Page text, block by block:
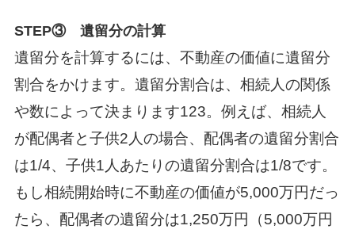
STEP③遺留分の計算
遺留分を計算するには、不動産の価値に遺留分
割合をかけます。遺留分割合は、相続人の関係
や数によって決まります123。例えば、相続人
が配偶者と子供2人の場合、配偶者の遺留分割合
は1/4、子供1人あたりの遺留分割合は1/8です。
もし相続開始時に不動産の価値が5,000万円だっ
たら、配偶者の遺留分は1,250万円（5,000万円